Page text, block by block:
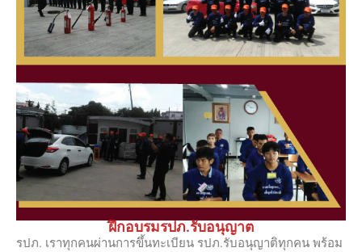
ฝึกอบรมรปภ.รับอนุญาต
รปภ. เราทุกคนผ่านการขึ้นทะเบียน รปภ.รับอนุญาติทุกคน พร้อม